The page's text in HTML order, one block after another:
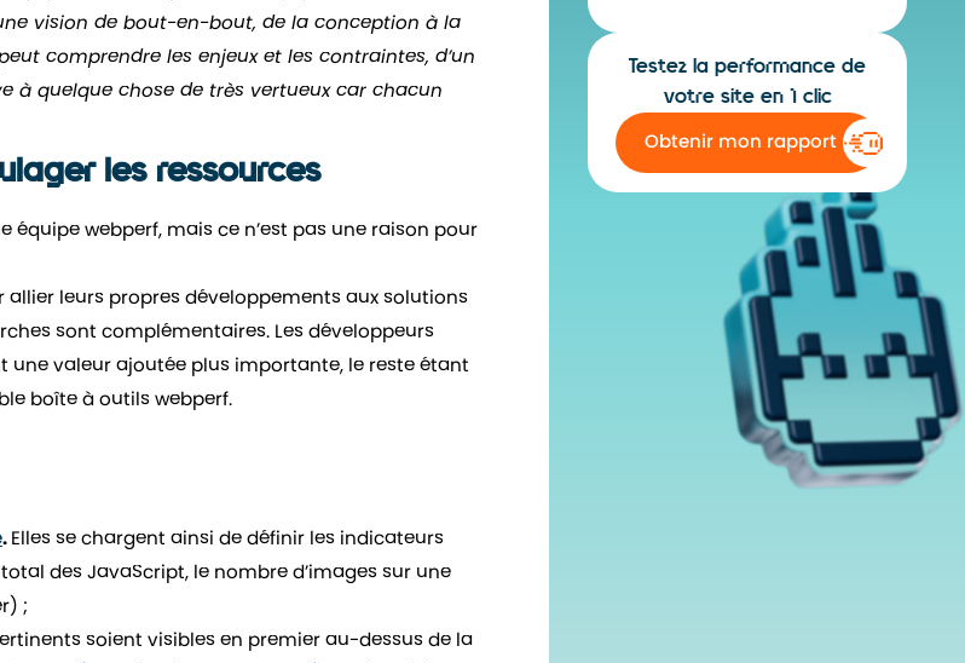
vision de bout-en-bout, de la conception à la
comprendre les enjeux et les contraintes, d’un
à quelque chose de très vertueux car chacun
les ressources
équipe webperf, mais ce n’est pas une raison pour
allier leurs propres développements aux solutions
sont complémentaires. Les développeurs
une valeur ajoutée plus importante, le reste étant
boîte à outils webperf.
. Elles se chargent ainsi de définir les indicateurs
des JavaScript, le nombre d’images sur une
;
soient visibles en premier au-dessus de la
Testez la performance de
votre site en 1 clic
Obtenir mon rapport